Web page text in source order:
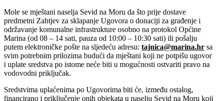
Mole se mještani naselja Sevid na Moru da što prije dostave
predmetni Zahtjev za sklapanje Ugovora o donaciji za građenje i
održavanje komunalne infrastrukture osobno na protokol Općine
Marina (od 08 – 14 sati, pauza od 10:00 – 10:30 sati) ili pošalju
putem elektroničke pošte na sljedeću adresu: tajnica@marina.hr sa
svim potrebnim prilozima budući da mještani koji ne potpišu ugovor
i uplate sredstva po istome neće biti u mogućnosti ostvariti pravo na
vodovodni priključak.
Sredstvima uplaćenima po Ugovorima biti će, između ostalog,
financirano i priključenje onih objekata u naselju Sevid na Moru koji